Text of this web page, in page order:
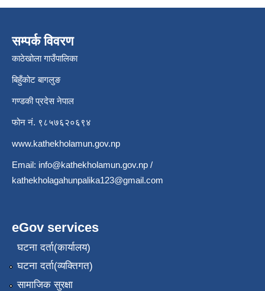
सम्पर्क विवरण
काठेखोला गाउँपालिका
बिहुँकोट बागलुङ
गण्डकी प्रदेस नेपाल
फोन नं. ९८५७६२०६९४
www.kathekholamun.gov.np
Email: info@kathekholamun.gov.np /
kathekholagahunpalika123@gmail.com
eGov services
घटना दर्ता(कार्यालय)
घटना दर्ता(व्यक्तिगत)
सामाजिक सुरक्षा